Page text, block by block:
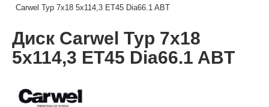
Carwel Тур 7x18 5x114,3 ET45 Dia66.1 ABT
Диск Carwel Тур 7x18
5x114,3 ET45 Dia66.1 ABT